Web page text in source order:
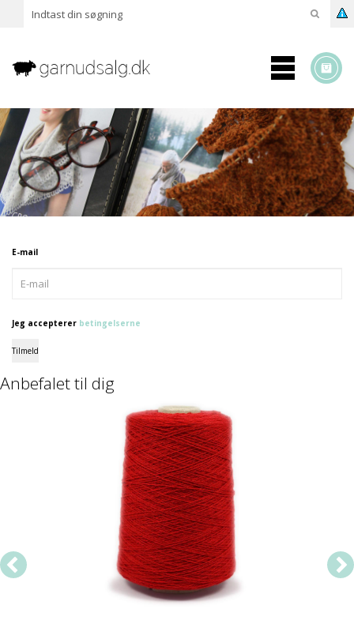
E-mail
Jeg accepterer betingelserne
Tilmeld
Anbefalet til dig